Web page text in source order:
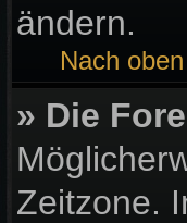
ändern.
Nach oben
» Die
Zeitzone.